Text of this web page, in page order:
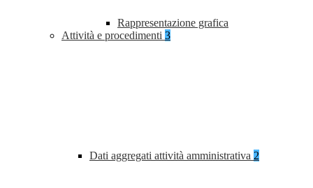
Rappresentazione grafica
Attività e procedimenti 3
Dati aggregati attività amministrativa 2